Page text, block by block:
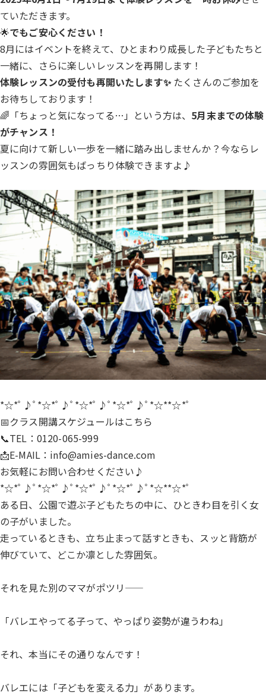
ていただきます。
🌟でもご安心ください！
8月にはイベントを終えて、ひとまわり成長した子どもたちと
一緒に、さらに楽しいレッスンを再開します！
体験レッスンの受付も再開いたします✨たくさんのご参加を
お待ちしております！
🌈「ちょっと気になってる…」という方は、 5月末までの体験
がチャンス！
夏に向けて新しい一歩を一緒に踏み出しませんか？今ならレ
ッスンの雰囲気もばっちり体験できますよ♪
*☆*ﾟ♪ﾟ*☆*ﾟ♪ﾟ*☆*ﾟ♪ﾟ*☆*ﾟ♪ﾟ*☆**☆*ﾟ
📅クラス開講スケジュールはこちら
📞TEL：0120-065-999
📩E-MAIL： info@amies-dance.com
お気軽にお問い合わせください♪
*☆*ﾟ♪ﾟ*☆*ﾟ♪ﾟ*☆*ﾟ♪ﾟ*☆*ﾟ♪ﾟ*☆**☆*ﾟ
ある日、公園で遊ぶ子どもたちの中に、ひときわ目を引く女
の子がいました。
走っているときも、立ち止まって話すときも、スッと背筋が
伸びていて、どこか凛とした雰囲気。
それを見た別のママがポツリ――
「バレエやってる子って、やっぱり姿勢が違うわね」
それ、本当にその通りなんです！
バレエには「子どもを変える力」があります。